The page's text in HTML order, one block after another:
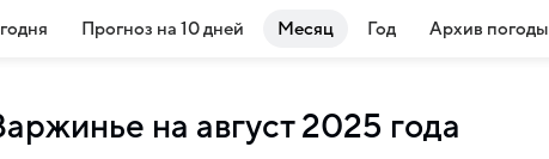
Прогноз на 10 дней Месяц Год Архив погоды
на август 2025 года